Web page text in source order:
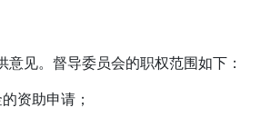
见。督导委员会的职权范围如下：
资助申请；